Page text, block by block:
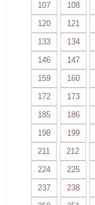
107
108
120
121
133
134
146
147
159
160
172
173
185
186
198
199
211
212
224
225
237
238